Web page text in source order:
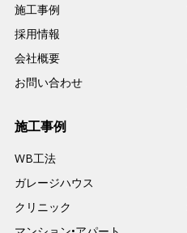
施工事例
採用情報
会社概要
お問い合わせ
施工事例
WB工法
ガレージハウス
クリニック